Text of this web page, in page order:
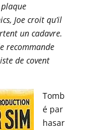
Joe croit qu’il
un cadavre.
recommande
de covent
Tomb
é par
hasar